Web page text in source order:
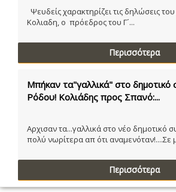
Ψευδείς χαρακτηρίζει τις δηλώσεις
Κολιαδη, ο πρόεδρος του Γ´...
Περισσότερα
Μπήκαν τα"γαλλικά" στο δημοτικό
Ρόδου! Κολιάδης προς Σπανό:...
Αρχισαν τα...γαλλικά στο νέο δημοτικό
πολύ νωρίτερα απ ότι αναμενόταν!....Σε
Περισσότερα